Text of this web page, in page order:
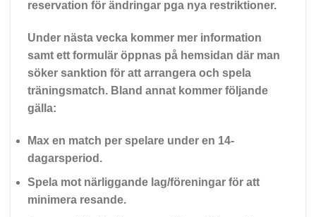
reservation för ändringar pga nya restriktioner.
Under nästa vecka kommer mer information
samt ett formulär öppnas på hemsidan där man
söker sanktion för att arrangera och spela
träningsmatch. Bland annat kommer följande
gälla:
Max en match per spelare under en 14-
dagarsperiod.
Spela mot närliggande lag/föreningar för att
minimera resande.